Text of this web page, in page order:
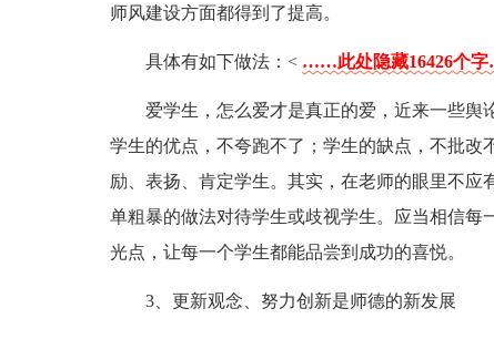
师风建设方面都得到了提高。
具体有如下做法：< ……此处隐藏16426个
爱学生，怎么爱才是真正的爱，近来一些舆
学生的优点，不夸跑不了；学生的缺点，不批
励、表扬、肯定学生。其实，在老师的眼里不
单粗暴的做法对待学生或歧视学生。应当相信每
光点，让每一个学生都能品尝到成功的喜悦。
3、更新观念、努力创新是师德的新发展